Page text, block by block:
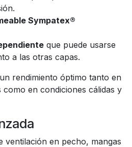
Sympatex®
que puede usarse
a las otras capas.
rendimiento óptimo tanto en
en condiciones cálidas y
ventilación en pecho, mangas